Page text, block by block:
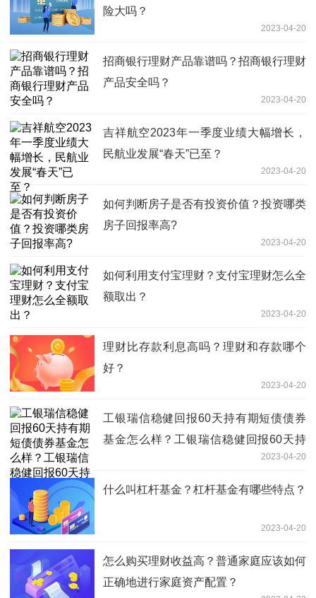
险大吗？
2023-04-20
招商银行理财产品靠谱吗？招商银行理财
产品安全吗？
2023-04-20
吉祥航空2023年一季度业绩大幅增长，
民航业发展“春天”已至？
2023-04-20
如何判断房子是否有投资价值？投资哪类
房子回报率高?
2023-04-20
如何利用支付宝理财？支付宝理财怎么全
额取出？
2023-04-20
理财比存款利息高吗？理财和存款哪个
好？
2023-04-20
工银瑞信稳健回报60天持有期短债债券
基金怎么样？工银瑞信稳健回报60天持
有期短债债券基金成立以来涨跌幅是多
少？
2023-04-20
什么叫杠杆基金？杠杆基金有哪些特点？
2023-04-20
怎么购买理财收益高？普通家庭应该如何
正确地进行家庭资产配置？